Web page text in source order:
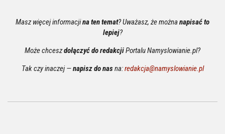
Masz więcej informacjina ten temat? Uważasz, że możnanapisać to
lepiej?
Może chceszdołączyć do redakcjiPortalu Namyslowianie.pl?
Tak czy inaczej —napisz do nasna:redakcja@namyslowianie.pl